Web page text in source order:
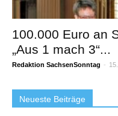
100.000 Euro an
„Aus 1 mach 3“...
Redaktion SachsenSonntag -
Neueste Beiträge